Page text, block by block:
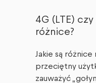
4G (LTE) czy
różnice?
Jakie są różnice
przeciętny
zauważyć